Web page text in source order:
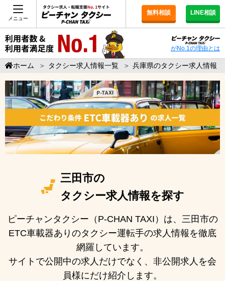
メニュー
無料相談 LINE相談
がNo.1の理由とは
ホーム ＞ タクシー求人情報一覧 ＞ 兵庫県のタクシー求人情報
三田市の
タクシー求人情報を探す
ピーチャンタクシー（P-CHAN TAXI）は、三田市の
ETC車載器ありのタクシー運転手の求人情報を徹底
網羅しています。
サイトで公開中の求人だけでなく、非公開求人を会
員様にだけ紹介します。